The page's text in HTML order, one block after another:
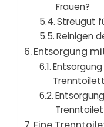
Frauen?
Streugut
Reinigen
Entsorgung